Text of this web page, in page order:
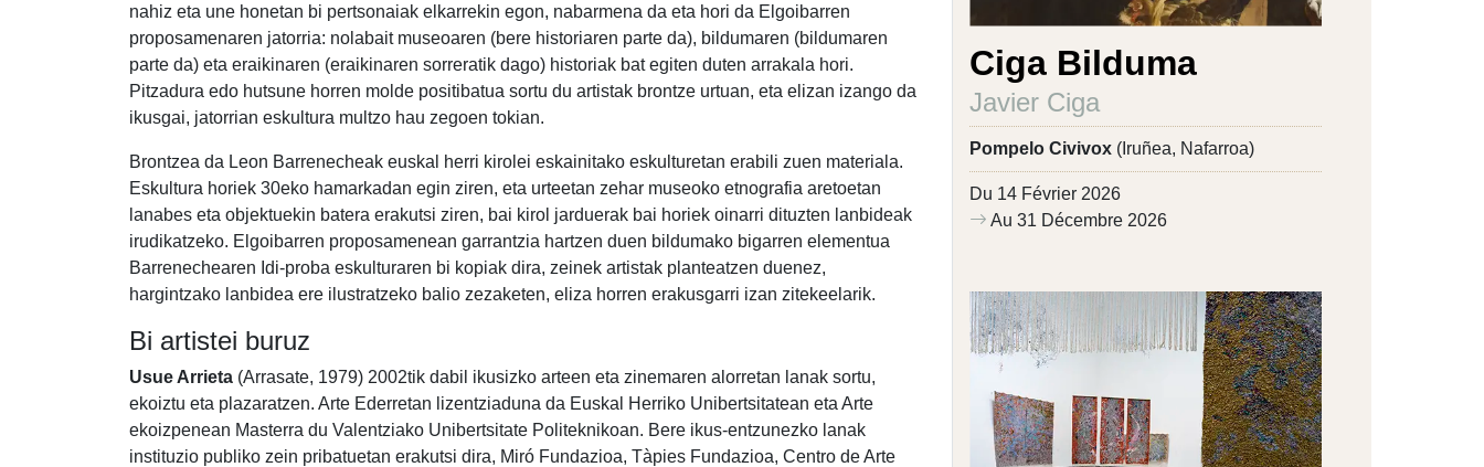
nahiz eta une honetan bi pertsonaiak elkarrekin egon, nabarmena da eta hori da Elgoibarren
proposamenaren jatorria: nolabait museoaren (bere historiaren parte da), bildumaren (bildumaren
parte da) eta eraikinaren (eraikinaren sorreratik dago) historiak bat egiten duten arrakala hori.
Pitzadura edo hutsune horren molde positibatua sortu du artistak brontze urtuan, eta elizan izango da
ikusgai, jatorrian eskultura multzo hau zegoen tokian.
Brontzea da Leon Barrenecheak euskal herri kirolei eskainitako eskulturetan erabili zuen materiala.
Eskultura horiek 30eko hamarkadan egin ziren, eta urteetan zehar museoko etnografia aretoetan
lanabes eta objektuekin batera erakutsi ziren, bai kirol jarduerak bai horiek oinarri dituzten lanbideak
irudikatzeko. Elgoibarren proposamenean garrantzia hartzen duen bildumako bigarren elementua
Barrenechearen Idi-proba eskulturaren bi kopiak dira, zeinek artistak planteatzen duenez,
hargintzako lanbidea ere ilustratzeko balio zezaketen, eliza horren erakusgarri izan zitekeelarik.
Bi artistei buruz
Usue Arrieta (Arrasate, 1979) 2002tik dabil ikusizko arteen eta zinemaren alorretan lanak sortu,
ekoiztu eta plazaratzen. Arte Ederretan lizentziaduna da Euskal Herriko Unibertsitatean eta Arte
ekoizpenean Masterra du Valentziako Unibertsitate Politeknikoan. Bere ikus-entzunezko lanak
instituzio publiko zein pribatuetan erakutsi dira, Miró Fundazioa, Tàpies Fundazioa, Centro de Arte
Ciga Bilduma
Javier Ciga
Pompelo Civivox (Iruñea, Nafarroa)
Du 14 Février 2026
Au 31 Décembre 2026